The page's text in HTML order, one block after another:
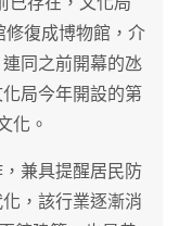
修復成博物館，介
同之前開幕的氹
局今年開設的第
化。
兼具提醒居民防
，該行業逐漸消